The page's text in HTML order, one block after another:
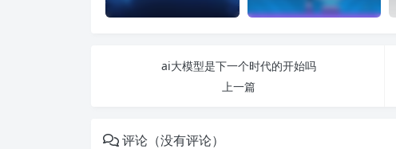
ai大模型是下一个时代的开始吗
上一篇
评论（没有评论）